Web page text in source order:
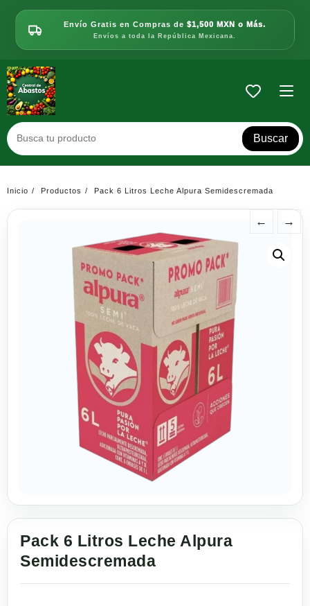
contenido
Envío Gratis en Compras de $1,500 MXN o Más.
Envíos a toda la República Mexicana.
Buscar
Inicio Productos Pack 6 Litros Leche Alpura Semidescremada
← →
Pack 6 Litros Leche Alpura
Semidescremada